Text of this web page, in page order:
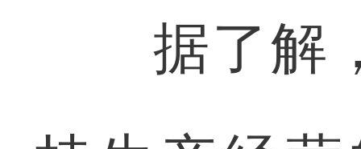
据了解，